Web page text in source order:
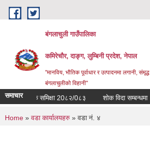
Skip to main content
बंगलाचुली गाउँपालिका
कमिरेचौर, दाङ्ग, लुम्बिनी प्रदेश, नेपाल
"मानविय, भौतिक पूर्वाधार र उत्पादनमा लगानी, संमृद्ध
बंगलाचुलीको विहानी"
समाचारवार्षिक समिक्षा 20८२/0८३ शोक विदा सम्बन्धमा ।
You are here
Home » वडा कार्यालयहरु » वडा नं. ४